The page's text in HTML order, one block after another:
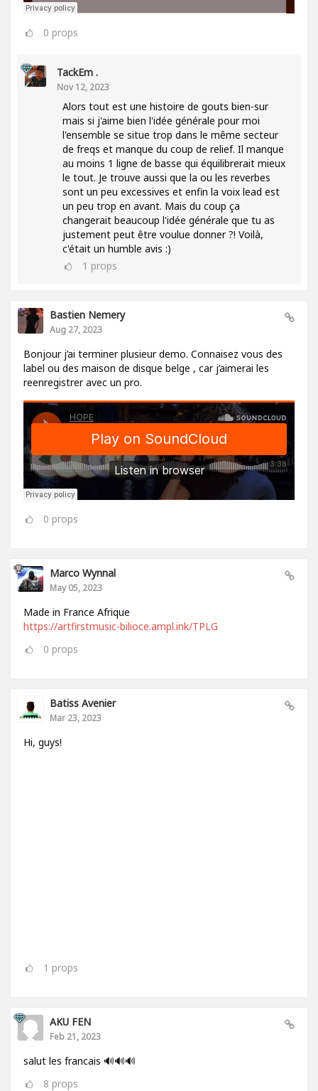
0 props
TackEm .
Nov 12, 2023
Alors tout est une histoire de gouts bien-sur
mais si j'aime bien l'idée générale pour moi
l'ensemble se situe trop dans le même secteur
de freqs et manque du coup de relief. Il manque
au moins 1 ligne de basse qui équilibrerait mieux
le tout. Je trouve aussi que la ou les reverbes
sont un peu excessives et enfin la voix lead est
un peu trop en avant. Mais du coup ça
changerait beaucoup l'idée générale que tu as
justement peut être voulue donner ?! Voilà,
c'était un humble avis :)
1 props
Bastien Nemery
Aug 27, 2023
Bonjour j’ai terminer plusieur demo. Connaisez vous des
label ou des maison de disque belge , car j’aimerai les
reenregistrer avec un pro.
0 props
Marco Wynnal
May 05, 2023
Made in France Afrique
https://artfirstmusic-bilioce.ampl.ink/TPLG
0 props
Batiss Avenier
Mar 23, 2023
Hi, guys!
1 props
AKU FEN
Feb 21, 2023
salut les francais 🔊🔊🔊
8 props